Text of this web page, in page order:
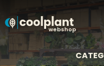
webshop